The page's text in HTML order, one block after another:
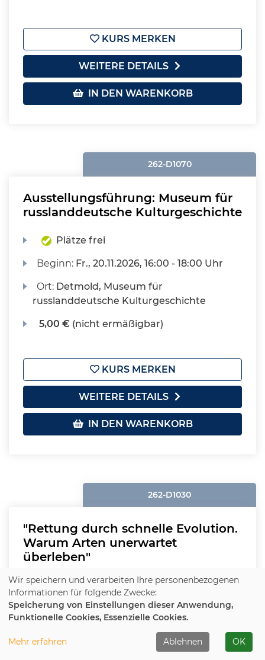
KURS MERKEN
WEITERE DETAILS
IN DEN WARENKORB
262-D1070
Ausstellungsführung: Museum für
russlanddeutsche Kulturgeschichte
Plätze frei
Beginn: Fr., 20.11.2026, 16:00 - 18:00 Uhr
Ort: Detmold, Museum für
russlanddeutsche Kulturgeschichte
5,00 € (nicht ermäßigbar)
KURS MERKEN
WEITERE DETAILS
IN DEN WARENKORB
262-D1030
"Rettung durch schnelle Evolution.
Warum Arten unerwartet
überleben"
Plätze frei
Beginn:Do., 15.10.2026, 19:00 - 20:30 Uhr
Detmold, VHS, Vortragsraum
(nicht ermäßigbar)
Wir speichern und verarbeiten Ihre personenbezogenen
Informationen für folgende Zwecke:
Speicherung von Einstellungen dieser Anwendung,
Funktionelle Cookies, Essenzielle Cookies.
Mehr erfahren Ablehnen OK